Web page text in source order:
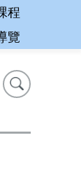
程
覽
搜尋
搜尋